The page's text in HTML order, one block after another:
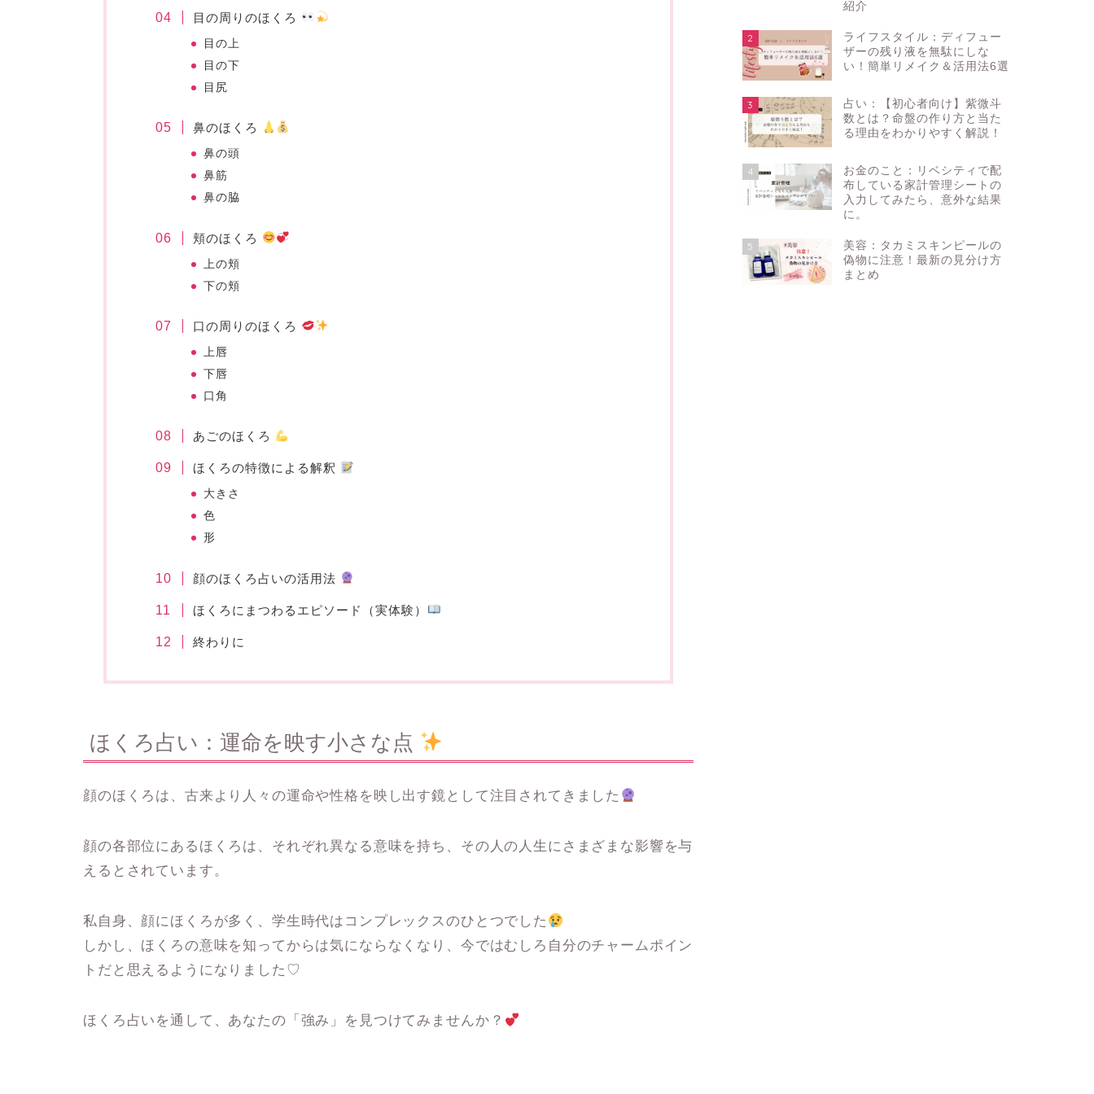
目の周りのほくろ
目の上
目の下
目尻
鼻のほくろ
鼻の頭
鼻筋
鼻の脇
頬のほくろ
上の頬
下の頬
口の周りのほくろ
上唇
下唇
口角
あごのほくろ
ほくろの特徴による解釈
大きさ
色
形
顔のほくろ占いの活用法
ほくろにまつわるエピソード（実体験）
終わりに
ほくろ占い：運命を映す小さな点
顔のほくろは、古来より人々の運命や性格を映し出す鏡として注目されてきました
顔の各部位にあるほくろは、それぞれ異なる意味を持ち、その人の人生にさまざまな影響を与
えるとされています。
私自身、顔にほくろが多く、学生時代はコンプレックスのひとつでした
しかし、ほくろの意味を知ってからは気にならなくなり、今ではむしろ自分のチャームポイン
トだと思えるようになりました♡
ほくろ占いを通して、あなたの「強み」を見つけてみませんか？
紹介
2
ライフスタイル：ディフュー
ザーの残り液を無駄にしな
い！簡単リメイク＆活用法6選
3
占い：【初心者向け】紫微斗
数とは？命盤の作り方と当た
る理由をわかりやすく解説！
4
お金のこと：リベシティで配
布している家計管理シートの
入力してみたら、意外な結果
に。
5
美容：タカミスキンピールの
偽物に注意！最新の見分け方
まとめ